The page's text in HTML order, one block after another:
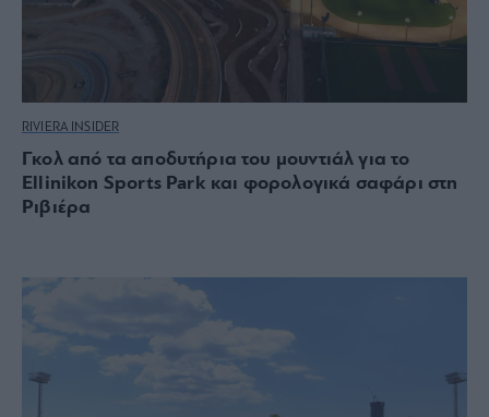
RIVIERA INSIDER
Γκολ από τα αποδυτήρια του μουντιάλ για το
Ellinikon Sports Park και φορολογικά σαφάρι στη
Ριβιέρα